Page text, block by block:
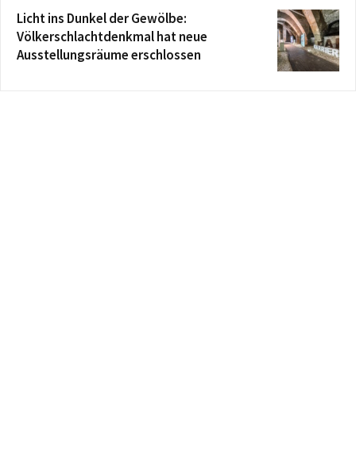
Licht ins Dunkel der Gewölbe:
Völkerschlachtdenkmal hat neue
Ausstellungsräume erschlossen